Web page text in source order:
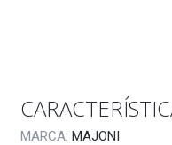
MARCA: MAJONI